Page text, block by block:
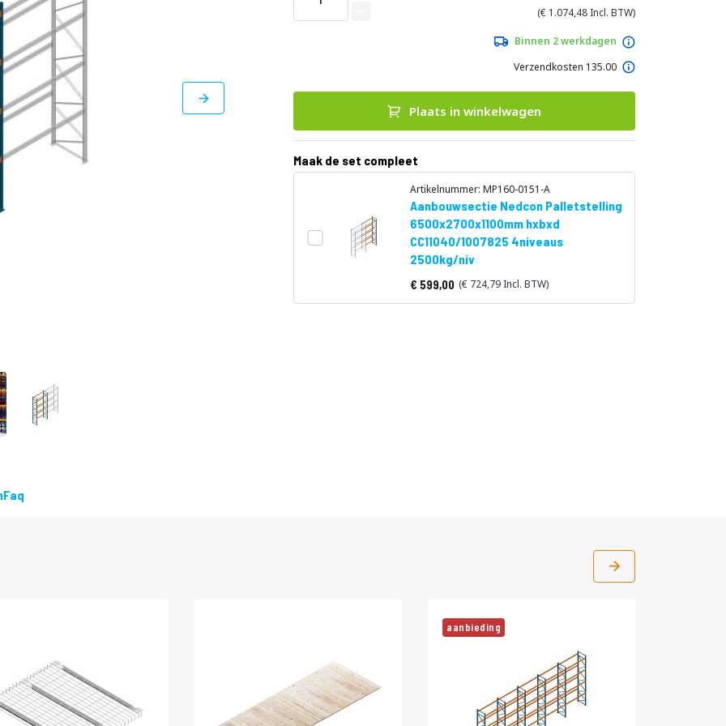
1.074,48
Binnen 2 werkdagen
Verzendkosten 135.00
Plaats in winkelwagen
Maak de set compleet
Artikelnummer: MP160-0151-A
Aanbouwsectie Nedcon Palletstelling
6500x2700x1100mm hxbxd
CC11040/1007825 4niveaus
2500kg/niv
Vanaf
599,00 724,79
Faq
aanbieding